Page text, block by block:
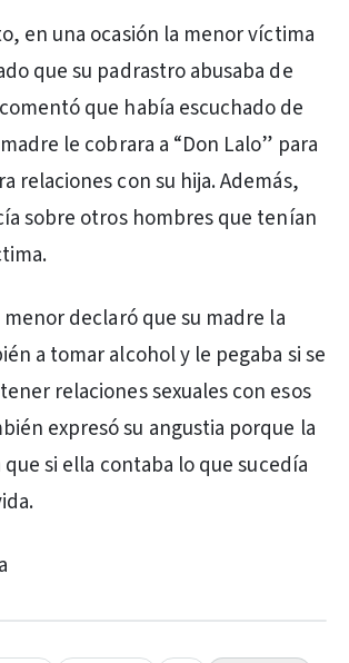
en una ocasión la menor víctima
que su padrastro abusaba de
que había escuchado de
le cobrara a “Don Lalo” para
relaciones con su hija. Además,
sobre otros hombres que tenían
menor declaró que su madre la
a tomar alcohol y le pegaba si se
relaciones sexuales con esos
expresó su angustia porque la
si ella contaba lo que sucedía